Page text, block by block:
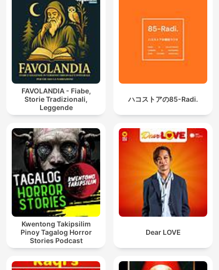
FAVOLANDIA - Fiabe,
Storie Tradizionali,
Leggende
ハコストアの85-Radi.
Kwentong Takipsilim
Pinoy Tagalog Horror
Stories Podcast
Dear LOVE